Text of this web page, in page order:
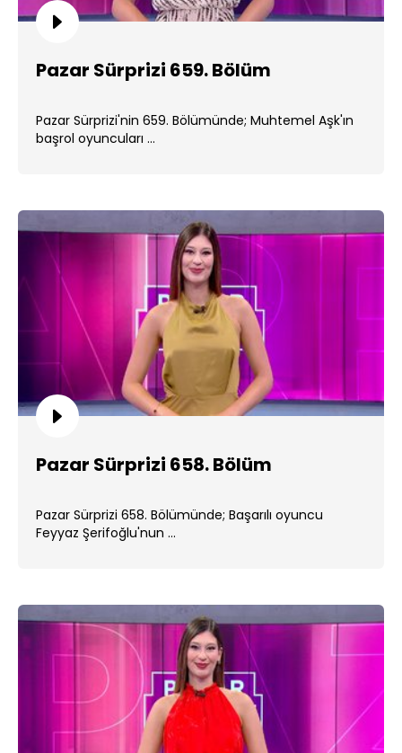
Pazar Sürprizi 659. Bölüm
Pazar Sürprizi'nin 659. Bölümünde; Muhtemel Aşk'ın
başrol oyuncuları ...
Pazar Sürprizi 658. Bölüm
Pazar Sürprizi 658. Bölümünde; Başarılı oyuncu
Feyyaz Şerifoğlu'nun ...